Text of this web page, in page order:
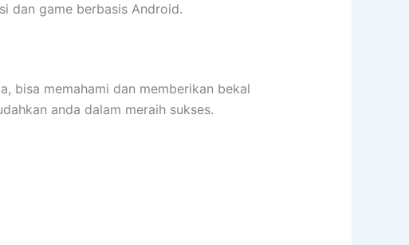
dan game berbasis Android.
bisa memahami dan memberikan bekal
anda dalam meraih sukses.